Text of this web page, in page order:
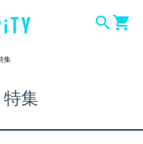
searchshopping_cart
集
集